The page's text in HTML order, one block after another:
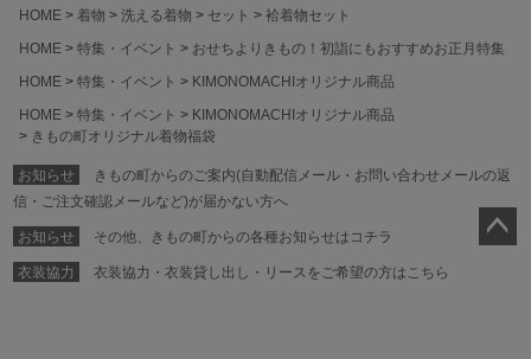
HOME
着物 洗える着物 セット
袷着物セット
HOME
特集・イベント
おせちよりきもの！初詣にもおすすめお正月特集
HOME
特集・イベント
KIMONOMACHIオリジナル商品
HOME
特集・イベント
KIMONOMACHIオリジナル商品
きもの町オリジナル着物福袋
お知らせ
きもの町からのご案内(自動配信メール・お問い合わせメールの返
信・ご注文確認メールなど)が届かない方へ
お知らせ その他、きもの町からの各種お知らせはコチラ
衣装協力 衣装協力・衣装貸し出し・リースをご希望の方はこちら